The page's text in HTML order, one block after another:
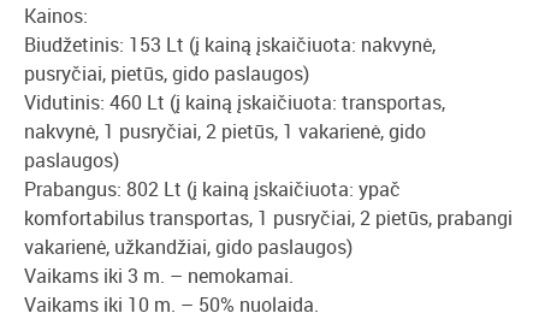
Kainos:
Biudžetinis: 153 Lt (į kainą įskaičiuota: nakvynė,
pusryčiai, pietūs, gido paslaugos)
Vidutinis: 460 Lt (į kainą įskaičiuota: transportas,
nakvynė, 1 pusryčiai, 2 pietūs, 1 vakarienė, gido
paslaugos)
Prabangus: 802 Lt (į kainą įskaičiuota: ypač
komfortabilus transportas, 1 pusryčiai, 2 pietūs, prabangi
vakarienė, užkandžiai, gido paslaugos)
Vaikams iki 3 m. – nemokamai.
Vaikams iki 10 m. – 50% nuolaida.